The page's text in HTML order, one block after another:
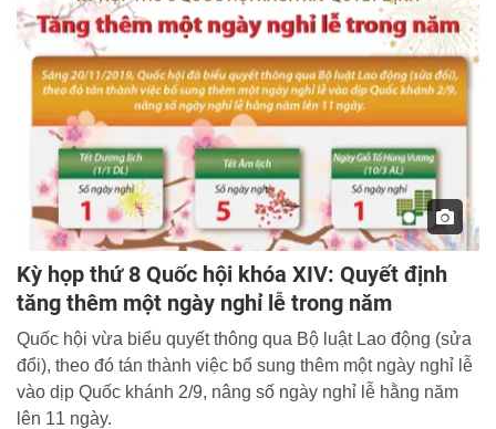
Kỳ họp thứ 8 Quốc hội khóa XIV: Quyết định
tăng thêm một ngày nghỉ lễ trong năm
Quốc hội vừa biểu quyết thông qua Bộ luật Lao động (sửa
đổi), theo đó tán thành việc bổ sung thêm một ngày nghỉ lễ
vào dịp Quốc khánh 2/9, nâng số ngày nghỉ lễ hằng năm
lên 11 ngày.